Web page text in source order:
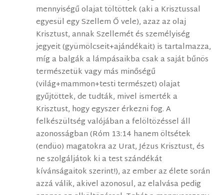
mennyiségű olajat töltöttek (aki a Krisztussal
egyesül egy Szellem Ő vele), azaz az olaj
Krisztust, annak Szellemét és személyiség
jegyeit (gyümölcseit+ajándékait) is tartalmazza,
míg a balgák a lámpásaikba csak a saját bűnös
természetük vagy más minőségű
(világ+mammon+testi természet) olajat
gyűjtöttek, de tudták, mivel ismerték a
Krisztust, hogy egyszer érkezni fog. A
felkészültség valójában a felöltözéssel áll
azonosságban (Róm 13:14 hanem öltsétek
(endüo) magatokra az Urat, Jézus Krisztust, és
ne szolgáljátok ki a test szándékát
kívánságaitok szerint!), az ember az élete során
azzá válik, akivel azonosul, az elalvása pedig